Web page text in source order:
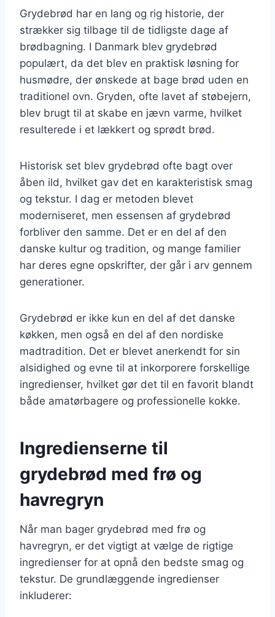
Grydebrød har en lang og rig historie, der
strækker sig tilbage til de tidligste dage af
brødbagning. I Danmark blev grydebrød
populært, da det blev en praktisk løsning for
husmødre, der ønskede at bage brød uden en
traditionel ovn. Gryden, ofte lavet af støbejern,
blev brugt til at skabe en jævn varme, hvilket
resulterede i et lækkert og sprødt brød.
Historisk set blev grydebrød ofte bagt over
åben ild, hvilket gav det en karakteristisk smag
og tekstur. I dag er metoden blevet
moderniseret, men essensen af grydebrød
forbliver den samme. Det er en del af den
danske kultur og tradition, og mange familier
har deres egne opskrifter, der går i arv gennem
generationer.
Grydebrød er ikke kun en del af det danske
køkken, men også en del af den nordiske
madtradition. Det er blevet anerkendt for sin
alsidighed og evne til at inkorporere forskellige
ingredienser, hvilket gør det til en favorit blandt
både amatørbagere og professionelle kokke.
Ingredienserne til
grydebrød med frø og
havregryn
Når man bager grydebrød med frø og
havregryn, er det vigtigt at vælge de rigtige
ingredienser for at opnå den bedste smag og
tekstur. De grundlæggende ingredienser
inkluderer: